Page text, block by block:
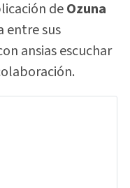
deOzuna
entre sus
ansias escuchar